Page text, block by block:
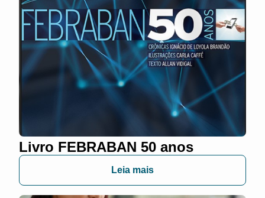
Livro FEBRABAN 50 anos
Leia mais